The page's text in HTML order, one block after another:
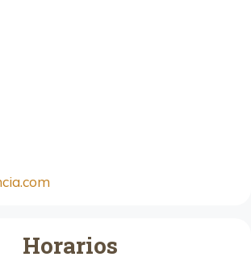
Horarios